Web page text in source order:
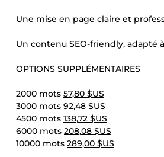
Une mise en page claire et
Un contenu SEO-friendly, adapté
OPTIONS SUPPLÉMENTAIRES
2000 mots 57,80 $US
3000 mots 92,48 $US
4500 mots 138,72 $US
6000 mots 208,08 $US
10000 mots 289,00 $US